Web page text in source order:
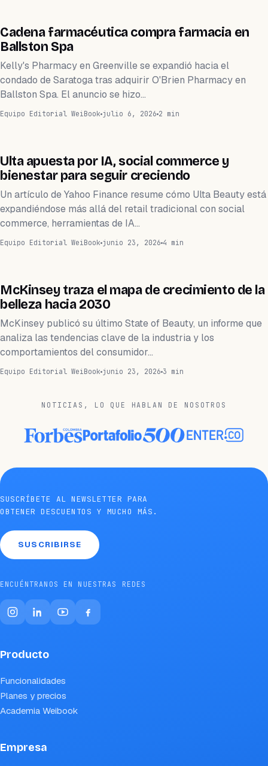
NEGOCIOS
Cadena farmacéutica compra farmacia en
Ballston Spa
Kelly's Pharmacy en Greenville se expandió hacia el
condado de Saratoga tras adquirir O'Brien Pharmacy en
Ballston Spa. El anuncio se hizo…
Equipo Editorial WeiBook julio 6, 2026 2 min
NEGOCIOS
Ulta apuesta por IA, social commerce y
bienestar para seguir creciendo
Un artículo de Yahoo Finance resume cómo Ulta Beauty está
expandiéndose más allá del retail tradicional con social
commerce, herramientas de IA…
Equipo Editorial WeiBook junio 23, 2026 4 min
NEGOCIOS
McKinsey traza el mapa de crecimiento de la
belleza hacia 2030
McKinsey publicó su último State of Beauty, un informe que
analiza las tendencias clave de la industria y los
comportamientos del consumidor…
Equipo Editorial WeiBook junio 23, 2026 3 min
NOTICIAS, LO QUE HABLAN DE NOSOTROS
SUSCRÍBETE AL NEWSLETTER PARA
OBTENER DESCUENTOS Y MUCHO MÁS.
SUSCRIBIRSE
ENCUÉNTRANOS EN NUESTRAS REDES
Producto
Funcionalidades
Planes y precios
Academia Weibook
Empresa